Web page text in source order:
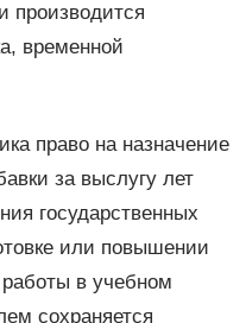
производится
временной
право на назначение
за выслугу лет
государственных
или повышении
в учебном
сохраняется